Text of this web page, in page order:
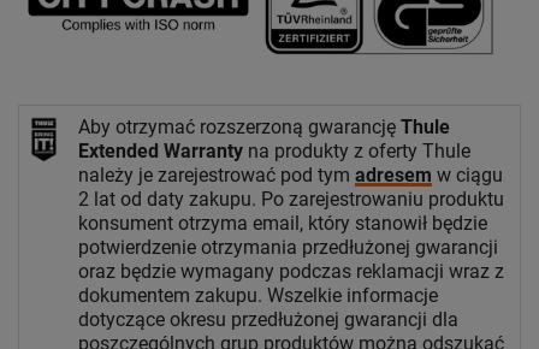
Aby otrzymać rozszerzoną gwarancję Thule
Extended Warranty na produkty z oferty Thule
należy je zarejestrować pod tym adresem w ciągu
2 lat od daty zakupu. Po zarejestrowaniu produktu
konsument otrzyma email, który stanowił będzie
potwierdzenie otrzymania przedłużonej gwarancji
oraz będzie wymagany podczas reklamacji wraz z
dokumentem zakupu. Wszelkie informacje
dotyczące okresu przedłużonej gwarancji dla
poszczególnych grup produktów można odszukać